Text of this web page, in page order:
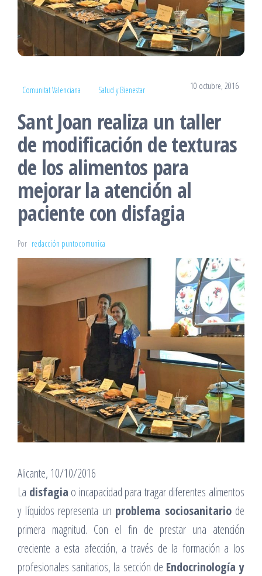
Comunitat Valenciana Salud y Bienestar 10 octubre, 2016
Sant Joan realiza un taller
de modificación de texturas
de los alimentos para
mejorar la atención al
paciente con disfagia
Por redacción puntocomunica
Alicante, 10/10/2016
La disfagia o incapacidad para tragar diferentes alimentos
y líquidos representa un problema sociosanitariode
primera magnitud. Con el fin de prestar una atención
creciente a esta afección, a través de la formación a los
profesionales sanitarios, la sección de Endocrinología y